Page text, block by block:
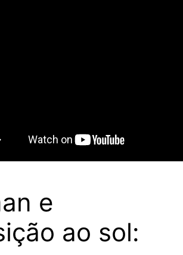
e
ao sol: